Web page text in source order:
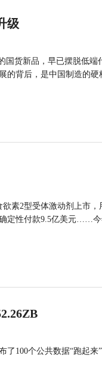
级
国货新品，早已摆脱低
的背后，是中国制造的硬
素2型受体激动剂上市
定性付款9.5亿美元……今
了100个公共数据“跑起